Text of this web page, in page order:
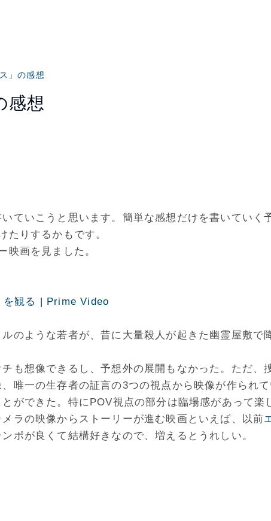
」の感想
感想
ていこうと思います。簡単な感想だけを書いていく
たりするかもです。
映画を見ました。
を観る | Prime Video
のような若者が、昔に大量殺人が起きた幽霊屋敷で
も想像できるし、予想外の展開もなかった。ただ、
唯一の生存者の証言の3つの視点から映像が作られ
ができた。特にPOV視点の部分は臨場感があって楽
ラの映像からストーリーが進む映画といえば、以前
ポが良くて結構好きなので、増えるとうれしい。